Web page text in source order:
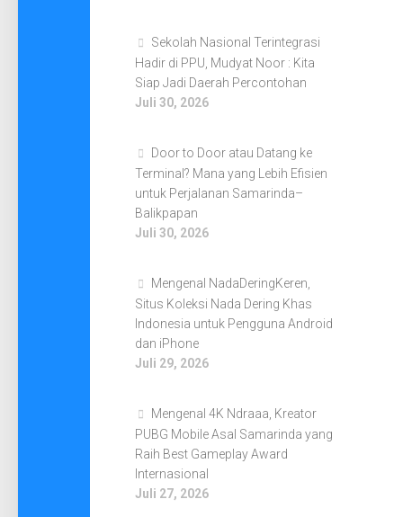
Sekolah Nasional Terintegrasi
Hadir di PPU, Mudyat Noor : Kita
Siap Jadi Daerah Percontohan
Juli 30, 2026
Door to Door atau Datang ke
Terminal? Mana yang Lebih Efisien
untuk Perjalanan Samarinda–
Balikpapan
Juli 30, 2026
Mengenal NadaDeringKeren,
Situs Koleksi Nada Dering Khas
Indonesia untuk Pengguna Android
dan iPhone
Juli 29, 2026
Mengenal 4K Ndraaa, Kreator
PUBG Mobile Asal Samarinda yang
Raih Best Gameplay Award
Internasional
Juli 27, 2026